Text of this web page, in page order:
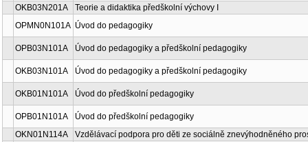
OKB03N201A
Teorie a didaktika předškolní výchovy I
OPMN0N101A Úvod do pedagogiky
OPB03N101A Úvod do pedagogiky a předškolní pedagogiky
OKB03N101A Úvod do pedagogiky a předškolní pedagogiky
OKB01N101A Úvod do předškolní pedagogiky
OPB01N101A
Úvod do předškolní pedagogiky
OKN01N114A
Vzdělávací podpora pro děti ze sociálně znevýhodněného